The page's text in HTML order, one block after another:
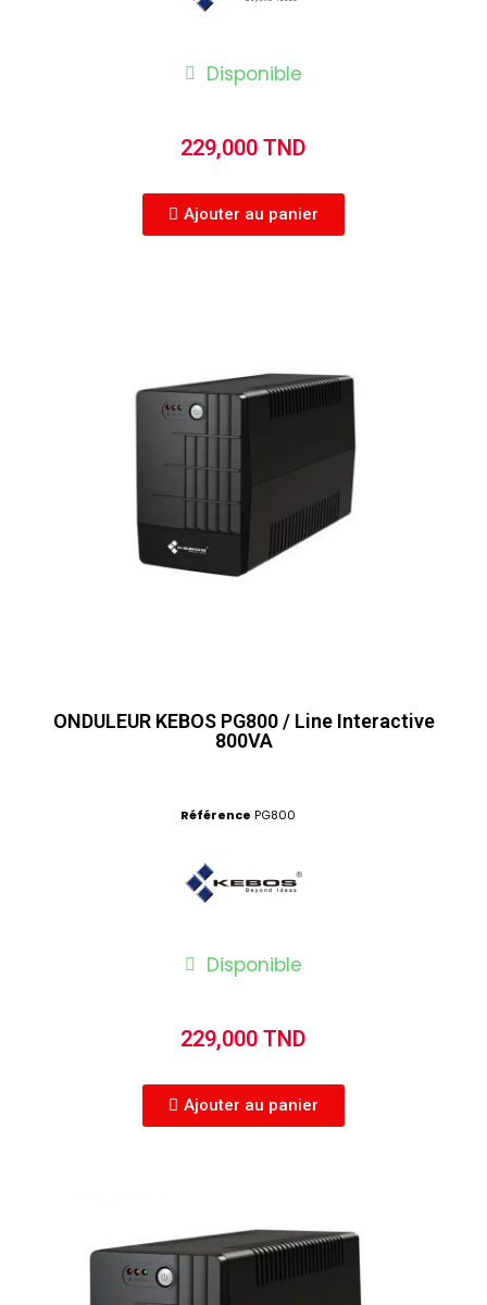
Disponible
229,000 TND
Ajouter au panier
ONDULEUR KEBOS PG800 / Line Interactive
800VA
Référence PG800
Disponible
229,000 TND
Ajouter au panier